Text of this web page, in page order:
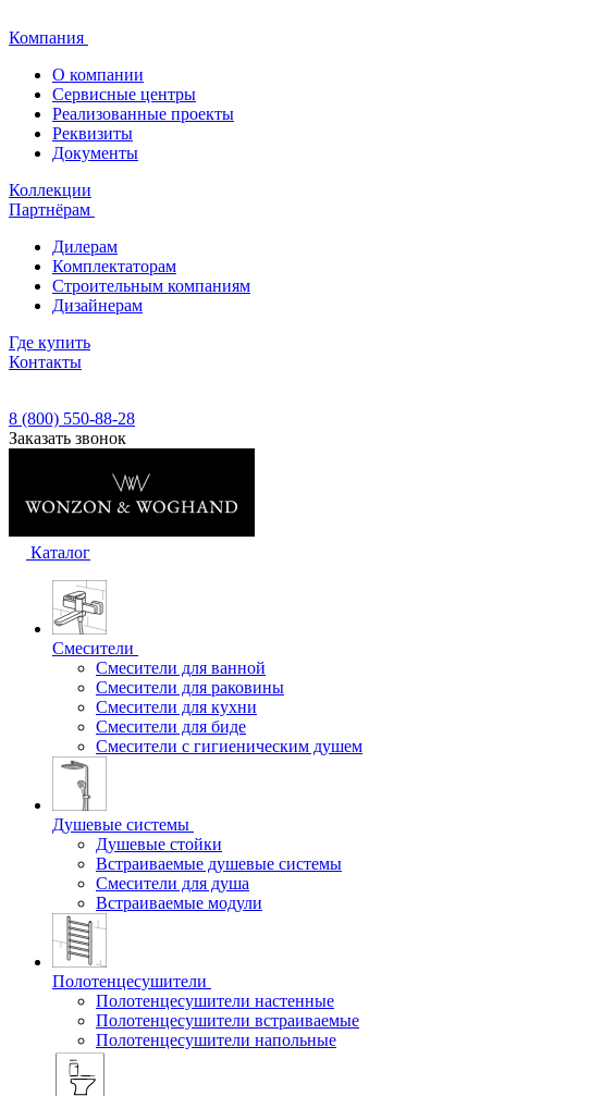
Компания
О компании
Сервисные центры
Реализованные проекты
Реквизиты
Документы
Коллекции
Партнёрам
Дилерам
Комплектаторам
Строительным компаниям
Дизайнерам
Где купить
Контакты
8 (800) 550-88-28
Заказать звонок
Каталог
Смесители
Смесители для ванной
Смесители для раковины
Смесители для кухни
Смесители для биде
Смесители с гигиеническим душем
Душевые системы
Душевые стойки
Встраиваемые душевые системы
Смесители для душа
Встраиваемые модули
Полотенцесушители
Полотенцесушители настенные
Полотенцесушители встраиваемые
Полотенцесушители напольные